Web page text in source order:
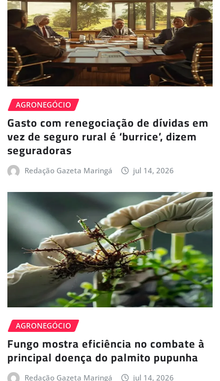
AGRONEGÓCIO
Gasto com renegociação de dívidas em
vez de seguro rural é ‘burrice’, dizem
seguradoras
Redação Gazeta Maringá jul 14, 2026
AGRONEGÓCIO
Fungo mostra eficiência no combate à
principal doença do palmito pupunha
Redação Gazeta Maringá jul 14, 2026